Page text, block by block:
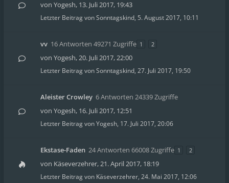
von Yogesh, 13. Juli 2017, 19:43
Letzter Beitrag vonSonntagskind, 5. August 2017, 10:11
vv 16 Antworten 49271 Zugriffe 1 2
von Yogesh,20. Juli 2017, 22:00
Letzter Beitrag vonSonntagskind, 27. Juli 2017, 19:50
Aleister Crowley 6 Antworten 24339 Zugriffe
von Yogesh, 16. Juli 2017, 12:51
Letzter Beitrag vonYogesh, 17. Juli 2017, 20:06
Ekstase-Faden 24 Antworten 66008 Zugriffe 1 2
von Käseverzehrer,21. April 2017, 18:19
Letzter Beitrag von Käseverzehrer, 24. Mai 2017, 12:06